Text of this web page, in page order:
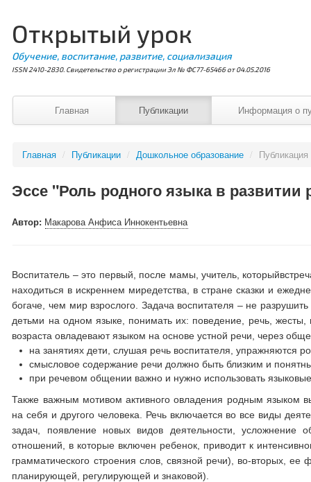
Открытый урок
Обучение, воспитание, развитие, социализация
ISSN 2410-2830. Свидетельство о регистрации Эл № ФС77-65466 от 04.05.2016
Главная Публикации Информация о
Главная / Публикации / Дошкольное образование /
Эссе "Роль родного языка в развитии
Автор: Макарова Анфиса Иннокентьевна
Воспитатель – это первый, после мамы, учитель,
находиться в искреннем миредетства, в стране сказки и
богаче, чем мир взрослого. Задача воспитателя – не
детьми на одном языке, понимать их: поведение, речь,
возраста овладевают языком на основе устной речи, через
на занятиях дети, слушая речь воспитателя, упражняются
смысловое содержание речи должно быть близким и
при речевом общении важно и нужно использовать
Также важным мотивом активного овладения родным языком
на себя и другого человека. Речь включается во все виды
задач, появление новых видов деятельности,
отношений, в которые включен ребенок, приводит к
грамматического строения слов, связной речи), во-вторых,
планирующей, регулирующей и знаковой).